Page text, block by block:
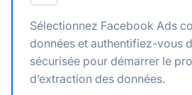
Sélectionnez Facebook Ads
données et authentifiez-vous
sécurisée pour démarrer le
d’extraction des données.